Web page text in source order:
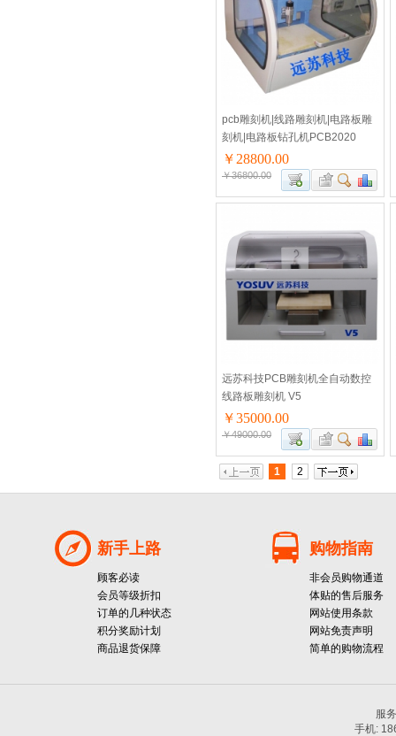
pcb雕刻机|线路雕刻机|电路板雕
刻机|电路板钻孔机PCB2020
￥28800.00
￥36800.00
远苏科技PCB雕刻机全自动数控
线路板雕刻机 V5
￥35000.00
￥49000.00
1 2
新手上路
顾客必读
会员等级折扣
订单的几种状态
积分奖励计划
商品退货保障
购物指南
非会员购物通道
体贴的售后服务
网站使用条款
网站免责声明
简单的购物流程
服
手机: